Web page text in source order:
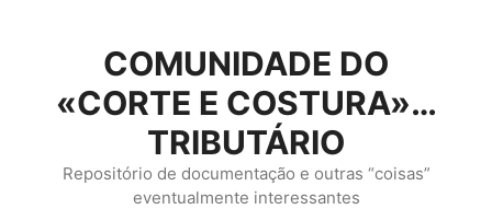
conteúdo
COMUNIDADE DO
«CORTE E COSTURA»…
TRIBUTÁRIO
Repositório de documentação e outras “coisas”
eventualmente interessantes